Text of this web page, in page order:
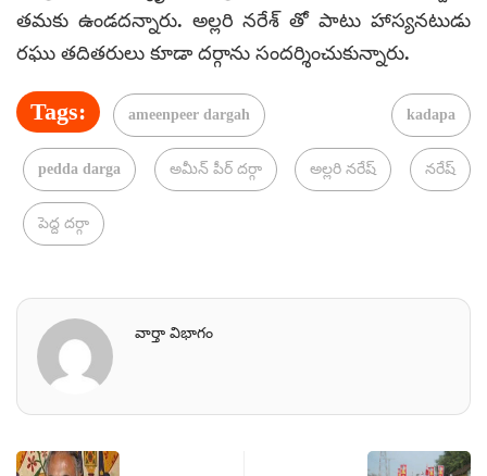
తమకు ఉండదన్నారు. అల్లరి నరేశ్ తో పాటు హాస్యనటుడు
రఘు తదితరులు కూడా దర్గాను సందర్శించుకున్నారు.
Tags: ameenpeer dargah kadapa
pedda darga అమీన్ పీర్ దర్గా అల్లరి నరేష్ నరేష్
పెద్ద దర్గా
వార్తా విభాగం